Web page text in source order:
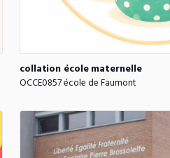
collation écolematernelle
OCCE0857 école de Faumont